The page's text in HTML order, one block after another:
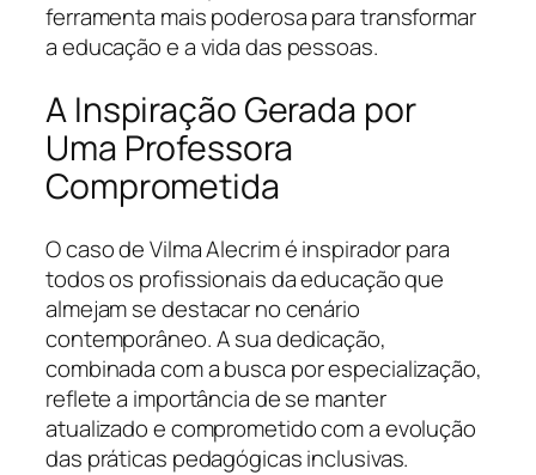
ferramenta mais poderosa para transformar
a educação e a vida das pessoas.
A Inspiração Gerada por
Uma Professora
Comprometida
O caso de Vilma Alecrim é inspirador para
todos os profissionais da educação que
almejam se destacar no cenário
contemporâneo. A sua dedicação,
combinada com a busca por especialização,
reflete a importância de se manter
atualizado e comprometido com a evolução
das práticas pedagógicas inclusivas.